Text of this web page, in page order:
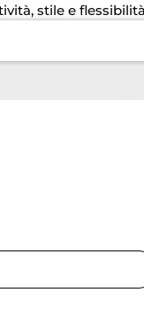
stile e